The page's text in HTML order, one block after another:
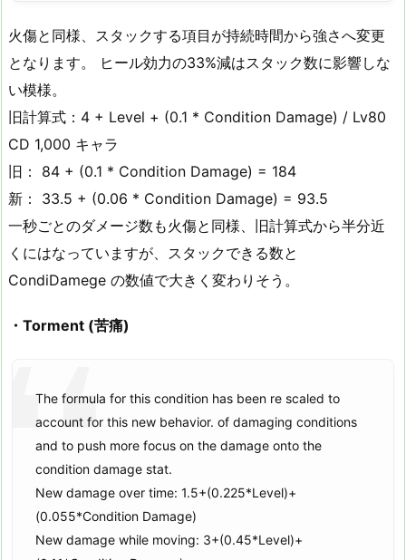
火傷と同様、スタックする項目が持続時間から強さへ変更
となります。 ヒール効力の33%減はスタック数に影響しな
い模様。
旧計算式：4 + Level + (0.1 * Condition Damage) / Lv80
CD 1,000 キャラ
旧： 84 + (0.1 * Condition Damage) = 184
新： 33.5 + (0.06 * Condition Damage) = 93.5
一秒ごとのダメージ数も火傷と同様、旧計算式から半分近
くにはなっていますが、スタックできる数と
CondiDamege の数値で大きく変わりそう。
・Torment (苦痛)
The formula for this condition has been re scaled to
account for this new behavior. of damaging conditions
and to push more focus on the damage onto the
condition damage stat.
New damage over time: 1.5+(0.225*Level)+
(0.055*Condition Damage)
New damage while moving: 3+(0.45*Level)+